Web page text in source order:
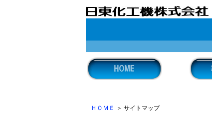
ＨＯＭＥ ＞ サイトマップ